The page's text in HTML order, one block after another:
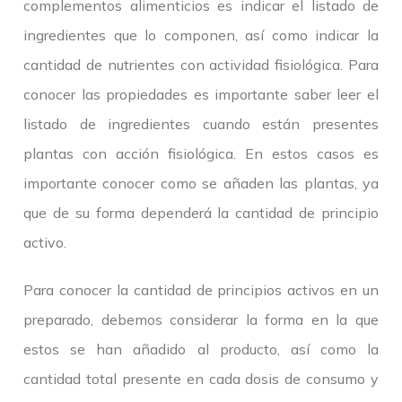
complementos alimenticios es indicar el listado de
ingredientes que lo componen, así como indicar la
cantidad de nutrientes con actividad fisiológica. Para
conocer las propiedades es importante saber leer el
listado de ingredientes cuando están presentes
plantas con acción fisiológica. En estos casos es
importante conocer como se añaden las plantas, ya
que de su forma dependerá la cantidad de principio
activo.
Para conocer la cantidad de principios activos en un
preparado, debemos considerar la forma en la que
estos se han añadido al producto, así como la
cantidad total presente en cada dosis de consumo y